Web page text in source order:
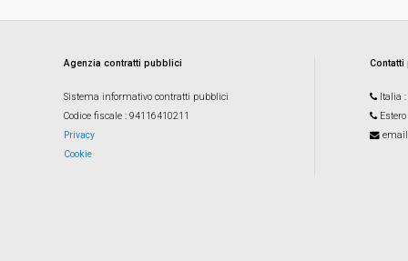
Agenzia contratti pubblici
Sistema informativo contratti pubblici
Codice fiscale : 94116410211
Privacy
Cookie
Italia
Estero
email